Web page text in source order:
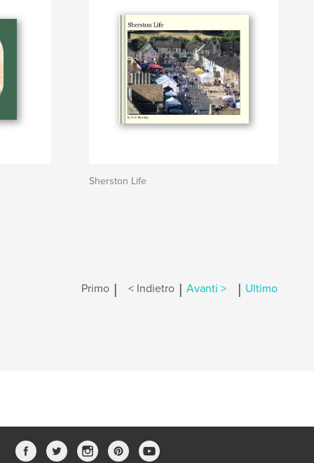
Sherston Life
Primo | < Indietro | Avanti > | Ultimo